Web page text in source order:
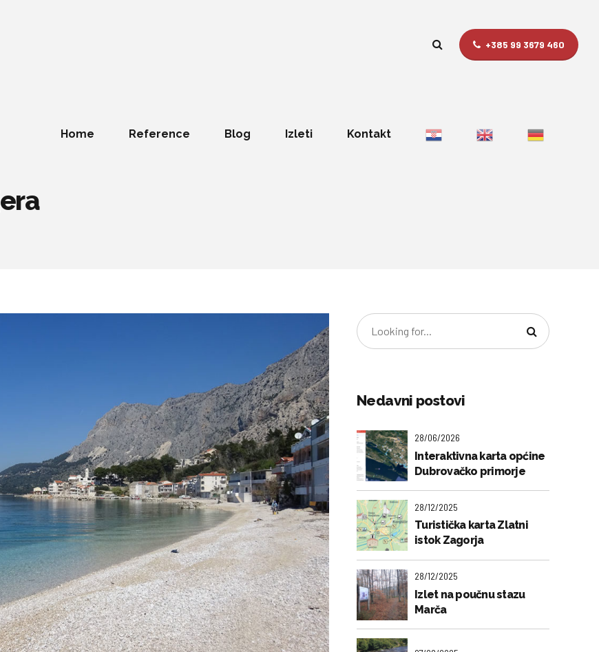
+385 99 3679 460
Home Reference Blog Izleti Kontakt
Nedavni postovi
28/06/2026
Interaktivna karta općine
Dubrovačko primorje
28/12/2025
Turistička karta Zlatni
istok Zagorja
28/12/2025
Izlet na poučnu stazu
Marča